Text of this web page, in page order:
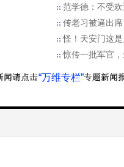
范学德：不受
传老习被逼出
怪！天安门这
惊传一批军官
“万维专栏”